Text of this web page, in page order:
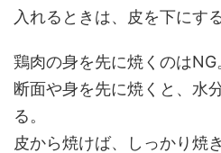
入れるときは、皮を下にする
鶏肉の身を先に焼くのはNG
断面や身を先に焼くと、水
る。
皮から焼けば、しっかり焼